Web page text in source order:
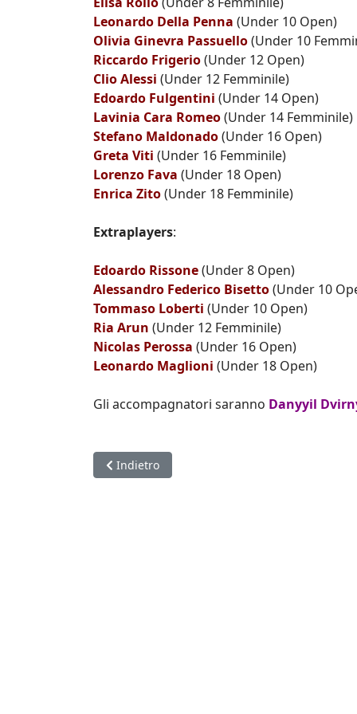
Leonardo Della Penna (Under 10 Open)
Olivia Ginevra Passuello(Under 10
Riccardo Frigerio(Under 12 Open)
Clio Alessi (Under 12 Femminile)
Edoardo Fulgentini (Under 14 Open)
Lavinia Cara Romeo(Under 14 Femminile)
Stefano Maldonado(Under 16 Open)
Greta Viti (Under 16 Femminile)
Lorenzo Fava (Under 18 Open)
Enrica Zito(Under 18 Femminile)
Extraplayers:
Edoardo Rissone(Under 8 Open)
Alessandro Federico Bisetto(Under 10
Tommaso Loberti (Under 10 Open)
Ria Arun (Under 12 Femminile)
Nicolas Perossa (Under 16 Open)
Leonardo Maglioni (Under 18 Open)
Gli accompagnatori saranno Danyyil
Articolo precedente: Un contributo della
Indietro